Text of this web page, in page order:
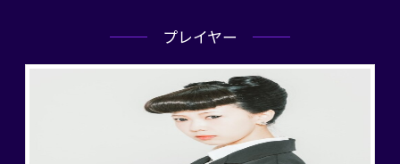
プレイヤー